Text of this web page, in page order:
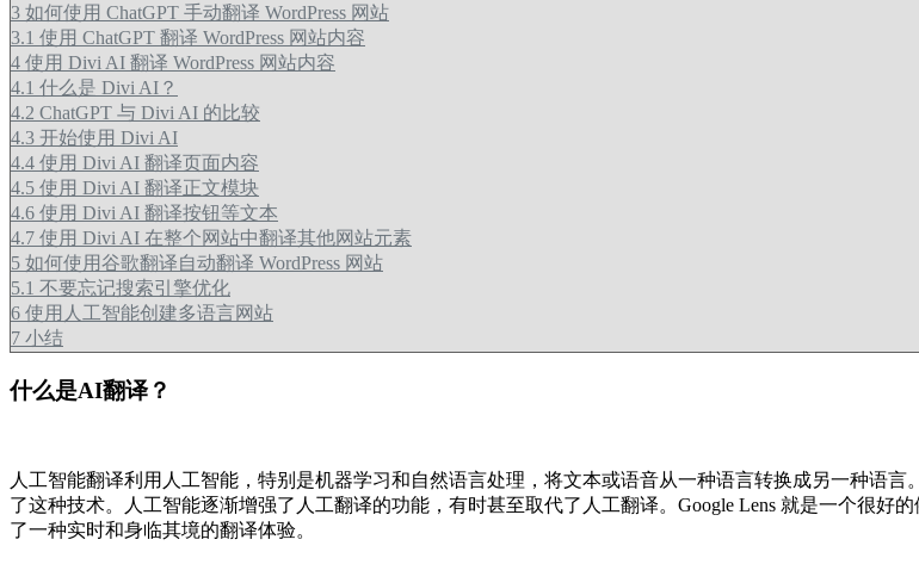
3 如何使用 ChatGPT 手动翻译 WordPress 网站
3.1 使用 ChatGPT 翻译 WordPress 网站内容
4 使用 Divi AI 翻译 WordPress 网站内容
4.1 什么是 Divi AI？
4.2 ChatGPT 与 Divi AI 的比较
4.3 开始使用 Divi AI
4.4 使用 Divi AI 翻译页面内容
4.5 使用 Divi AI 翻译正文模块
4.6 使用 Divi AI 翻译按钮等文本
4.7 使用 Divi AI 在整个网站中翻译其他网站元素
5 如何使用谷歌翻译自动翻译 WordPress 网站
5.1 不要忘记搜索引擎优化
6 使用人工智能创建多语言网站
7 小结
什么是AI翻译？
人工智能翻译利用人工智能，特别是机器学习和自然语言处理，将文本或语音从一种语言转换成另一种语言
了这种技术。人工智能逐渐增强了人工翻译的功能，有时甚至取代了人工翻译。Google Lens 就是一个很
了一种实时和身临其境的翻译体验。